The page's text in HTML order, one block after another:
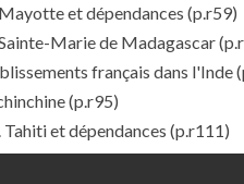
et dépendances (p.r59)
Marie de Madagascar
français dans l'Inde
(p.r95)
et dépendances (p.r111)
Nouvelle-Calédonie(p.r130)